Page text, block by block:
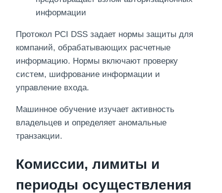
информации
Протокол PCI DSS задает нормы защиты для
компаний, обрабатывающих расчетные
информацию. Нормы включают проверку
систем, шифрование информации и
управление входа.
Машинное обучение изучает активность
владельцев и определяет аномальные
транзакции.
Комиссии, лимиты и
периоды осуществления